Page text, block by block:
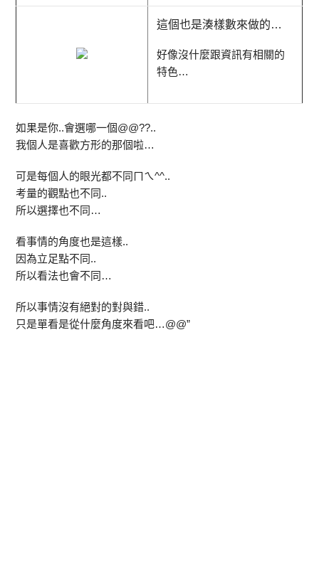
這個也是湊樣數來做的…
好像沒什麼跟資訊有相關的
特色…
如果是你..會選哪一個@@??..
我個人是喜歡方形的那個啦…
可是每個人的眼光都不同ㄇㄟ^^..
考量的觀點也不同..
所以選擇也不同…
看事情的角度也是這樣..
因為立足點不同..
所以看法也會不同…
所以事情沒有絕對的對與錯..
只是單看是從什麼角度來看吧…@@”